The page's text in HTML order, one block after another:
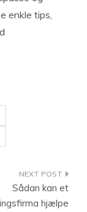
enkle tips,
Sådan kan et
hjælpe